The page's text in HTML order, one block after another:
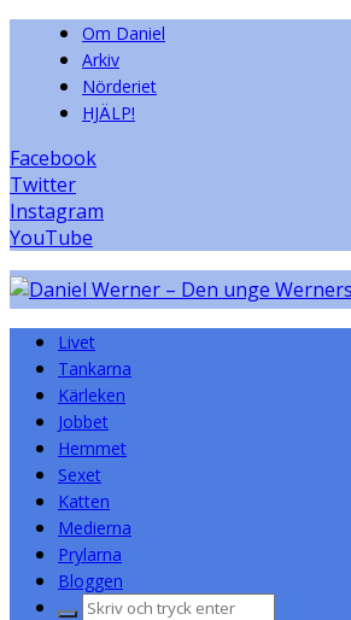
Om Daniel
Arkiv
Nörderiet
HJÄLP!
Facebook
Twitter
Instagram
YouTube
Livet
Tankarna
Kärleken
Jobbet
Hemmet
Sexet
Katten
Medierna
Prylarna
Bloggen
Sök